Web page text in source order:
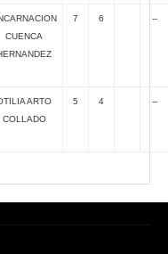
CUENCA
7 6 --
ARTO
COLLADO
5 4 --